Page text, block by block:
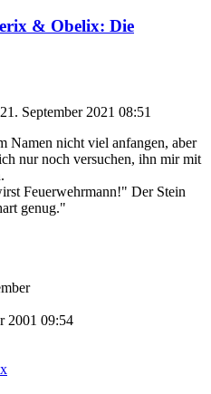
& Obelix: Die
21. September 2021 08:51
Namen nicht viel anfangen, aber
nur noch versuchen, ihn mir mit
Feuerwehrmann!" Der Stein
genug."
2001 09:54